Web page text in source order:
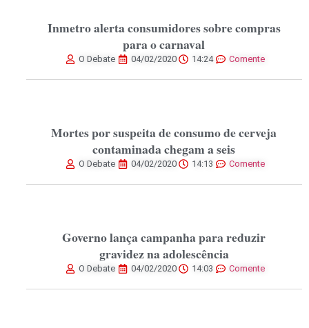
Inmetro alerta consumidores sobre compras
para o carnaval
O Debate 04/02/2020 14:24 Comente
Mortes por suspeita de consumo de cerveja
contaminada chegam a seis
O Debate 04/02/2020 14:13 Comente
Governo lança campanha para reduzir
gravidez na adolescência
O Debate 04/02/2020 14:03 Comente